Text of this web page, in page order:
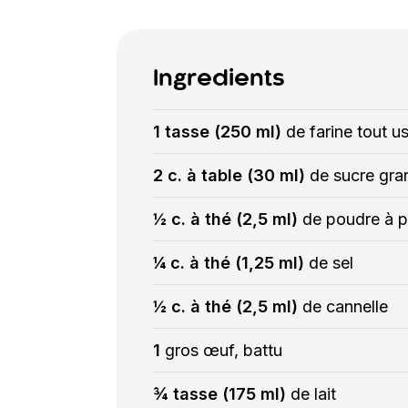
Ingredients
1 tasse (250 ml) de farine tout
2 c. à table (30 ml) de sucre
½ c. à thé (2,5 ml) de poudre à
¼ c. à thé (1,25 ml) de sel
½ c. à thé (2,5 ml) de cannelle
1 gros œuf, battu
¾ tasse (175 ml) de lait